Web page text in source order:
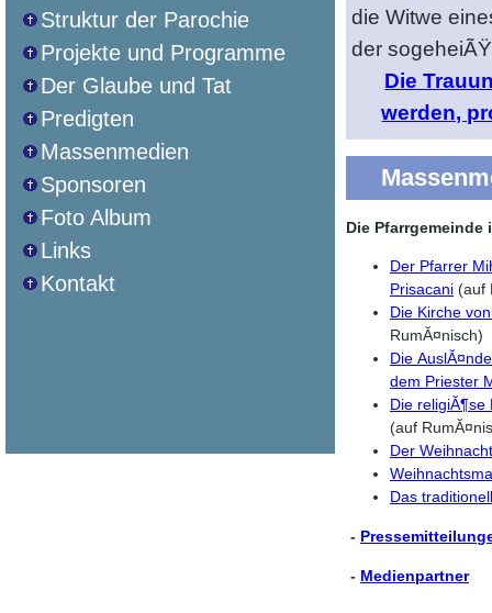
Struktur der Parochie
Projekte und Programme
Der Glaube und Tat
Predigten
Massenmedien
Sponsoren
Foto Album
Links
Kontakt
die Witwe
der
Die
werden,
Die Pfarrgemeinde
Der Pfarrer
Prisacani (auf
Die Kirche
RumĂ¤nisch)
Die
dem Priester
(auf
Das
-
- Medienpartner